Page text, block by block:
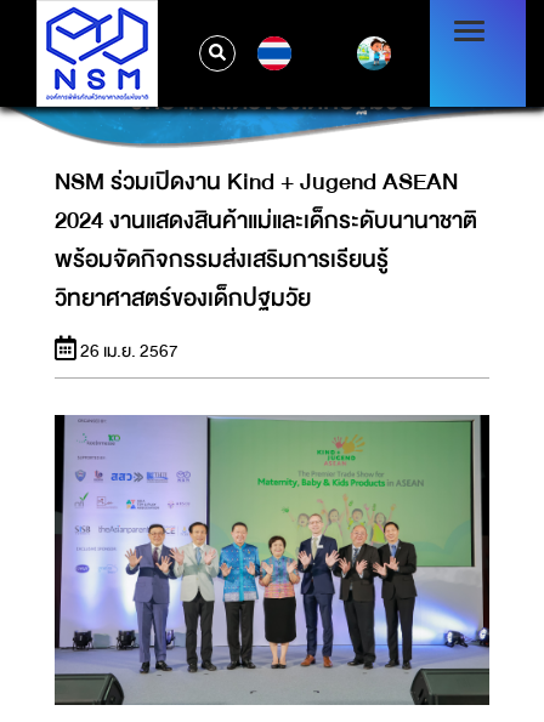
NSM ร่วมเปิดงาน KIND + JUGEND ASEAN
2024 งานแสดงสินค้าแม่และเด็กระดับนานาชาติ
พร้อมจัดกิจกรรมส่งเสริมการเรียนรู้
วิทยาศาสตร์ของเด็กปฐมวัย
NSM ร่วมเปิดงาน Kind + Jugend ASEAN
2024 งานแสดงสินค้าแม่และเด็กระดับนานาชาติ
พร้อมจัดกิจกรรมส่งเสริมการเรียนรู้
วิทยาศาสตร์ของเด็กปฐมวัย
26 เม.ย. 2567